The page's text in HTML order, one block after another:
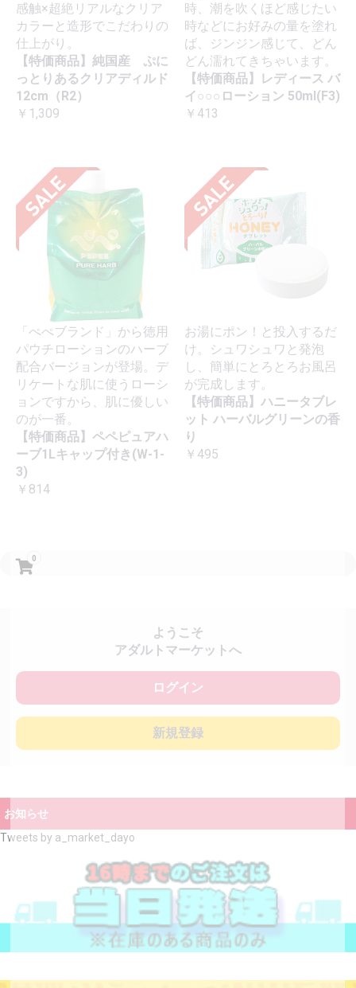
0
ようこそ
アダルトマーケットへ
ログイン
新規登録
お知らせ
Tweets by a_market_dayo
感触×超絶リアルなクリア
カラーと造形でこだわりの
仕上がり。
【特価商品】純国産 ぷに
っとりあるクリアディルド
12cm（R2）
￥1,309
時、潮を吹くほど感じたい
時などにお好みの量を塗れ
ば、ジンジン感じて、どん
どん濡れてきちゃいます。
【特価商品】レディース バ
イ○○○ローション 50ml(F3)
￥413
「ぺぺブランド」から徳用
パウチローションのハーブ
配合バージョンが登場。デ
リケートな肌に使うローシ
ョンですから、肌に優しい
のが一番。
【特価商品】ペペピュアハ
ーブ1Lキャップ付き(W-1-
3)
￥814
お湯にポン！と投入するだ
け。シュワシュワと発泡
し、簡単にとろとろお風呂
が完成します。
【特価商品】ハニータブレ
ット ハーバルグリーンの香
り
￥495